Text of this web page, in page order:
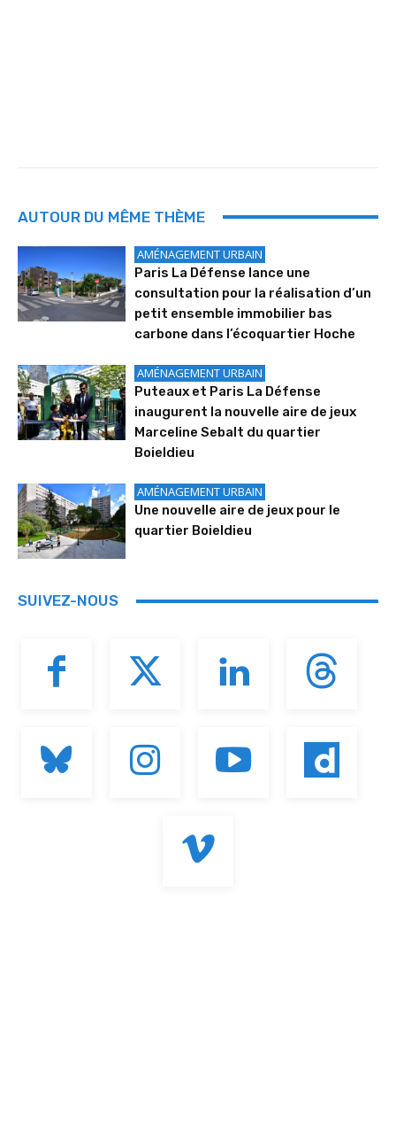
AUTOUR DU MÊME THÈME
AMÉNAGEMENT URBAIN
Paris La Défense lance une
consultation pour la réalisation d’un
petit ensemble immobilier bas
carbone dans l’écoquartier Hoche
AMÉNAGEMENT URBAIN
Puteaux et Paris La Défense
inaugurent la nouvelle aire de jeux
Marceline Sebalt du quartier
Boieldieu
AMÉNAGEMENT URBAIN
Une nouvelle aire de jeux pour le
quartier Boieldieu
SUIVEZ-NOUS